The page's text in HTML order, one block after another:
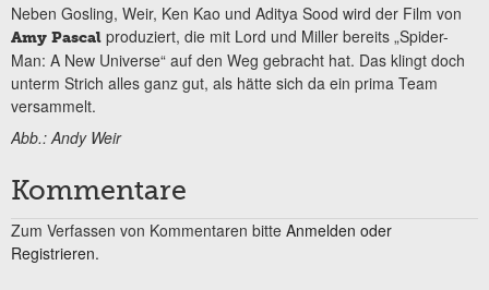
Neben Gosling, Weir, Ken Kao und Aditya Sood wird der Film von
Amy Pascal produziert, die mit Lord und Miller bereits „Spider-
Man: A New Universe“ auf den Weg gebracht hat. Das klingt doch
unterm Strich alles ganz gut, als hätte sich da ein prima Team
versammelt.
Abb.: Andy Weir
Kommentare
Zum Verfassen von Kommentaren bitte Anmelden oder
Registrieren.